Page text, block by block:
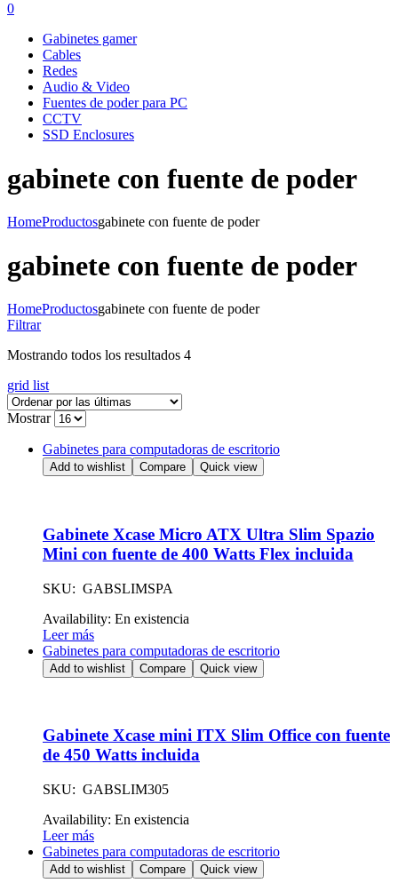
0
Gabinetes gamer
Cables
Redes
Audio & Video
Fuentes de poder para PC
CCTV
SSD Enclosures
gabinete con fuente de poder
HomeProductosgabinete con fuente de poder
gabinete con fuente de poder
HomeProductosgabinete con fuente de poder
Filtrar
Mostrando todos los resultados 4
grid list
Mostrar
Gabinetes para computadoras de escritorio
Add to wishlist Compare Quick view
Gabinete Xcase Micro ATX Ultra Slim Spazio
Mini con fuente de 400 Watts Flex incluida
SKU: GABSLIMSPA
Availability: En existencia
Leer más
Gabinetes para computadoras de escritorio
Add to wishlist Compare Quick view
Gabinete Xcase mini ITX Slim Office con fuente
de 450 Watts incluida
SKU: GABSLIM305
Availability: En existencia
Leer más
Gabinetes para computadoras de escritorio
Add to wishlist Compare Quick view